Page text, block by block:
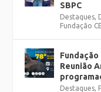
SBPC
Destaques,
Fundação
Fundação
Reunião
Destaques,